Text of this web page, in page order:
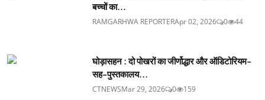
बच्चों का...
RAMGARHWA REPORTERApr 02, 2026 0 44
घोड़ासहन : दो पोखरों का जीर्णोद्धार और ऑडिटोरियम-
सह-पुस्तकालय...
CTNEWSMar 29, 2026 0 159